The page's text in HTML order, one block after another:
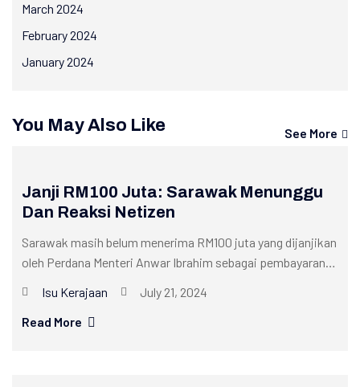
March 2024
February 2024
January 2024
You May Also Like See More
Janji RM100 Juta: Sarawak Menunggu
Dan Reaksi Netizen
Sarawak masih belum menerima RM100 juta yang dijanjikan
oleh Perdana Menteri Anwar Ibrahim sebagai pembayaran
Isu Kerajaan
July 21, 2024
Read More